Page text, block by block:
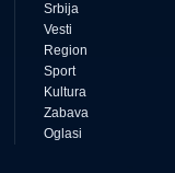
Srbija
Vesti
Region
Sport
Kultura
Zabava
Oglasi